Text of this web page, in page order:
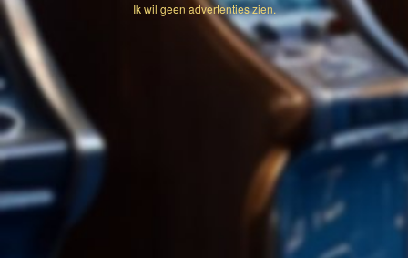
Ik wil geen advertenties zien.